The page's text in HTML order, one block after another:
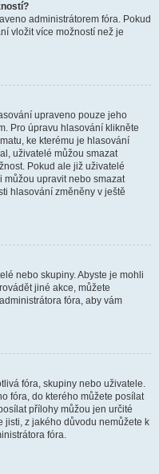
administrátorem fóra. Pokud
vložit více možností než je
upraveno pouze jeho
Pro úpravu hlasování klikněte
ke kterému je hlasování
uživatelé můžou smazat
Pokud ale již uživatelé
můžou upravit nebo smazat
hlasování změněny v ještě
nebo skupiny. Abyste je mohli
jiné akce, můžete
fóra, aby vám
fóra, skupiny nebo uživatele.
fóra, do kterého můžete posílat
přílohy můžou jen určité
jisti, z jakého důvodu nemůžete k
fóra.